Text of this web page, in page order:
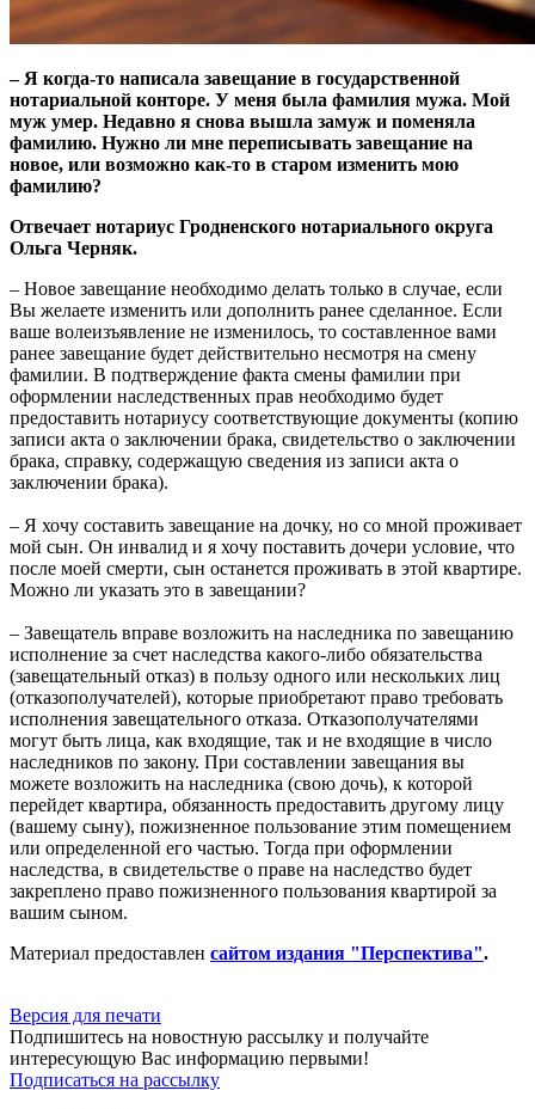
– Я когда-то написала завещание в государственной
нотариальной конторе. У меня была фамилия мужа. Мой
муж умер. Недавно я снова вышла замуж и поменяла
фамилию. Нужно ли мне переписывать завещание на
новое, или возможно как-то в старом изменить мою
фамилию?
Отвечает нотариус Гродненского нотариального округа
Ольга Черняк.
– Новое завещание необходимо делать только в случае, если
Вы желаете изменить или дополнить ранее сделанное. Если
ваше волеизъявление не изменилось, то составленное вами
ранее завещание будет действительно несмотря на смену
фамилии. В подтверждение факта смены фамилии при
оформлении наследственных прав необходимо будет
предоставить нотариусу соответствующие документы (копию
записи акта о заключении брака, свидетельство о заключении
брака, справку, содержащую сведения из записи акта о
заключении брака).
– Я хочу составить завещание на дочку, но со мной проживает
мой сын. Он инвалид и я хочу поставить дочери условие, что
после моей смерти, сын останется проживать в этой квартире.
Можно ли указать это в завещании?
– Завещатель вправе возложить на наследника по завещанию
исполнение за счет наследства какого-либо обязательства
(завещательный отказ) в пользу одного или нескольких лиц
(отказополучателей), которые приобретают право требовать
исполнения завещательного отказа. Отказополучателями
могут быть лица, как входящие, так и не входящие в число
наследников по закону. При составлении завещания вы
можете возложить на наследника (свою дочь), к которой
перейдет квартира, обязанность предоставить другому лицу
(вашему сыну), пожизненное пользование этим помещением
или определенной его частью. Тогда при оформлении
наследства, в свидетельстве о праве на наследство будет
закреплено право пожизненного пользования квартирой за
вашим сыном.
Материал предоставлен сайтом издания "Перспектива".
Версия для печати
Подпишитесь на новостную рассылку и получайте
интересующую Вас информацию первыми!
Подписаться на рассылку